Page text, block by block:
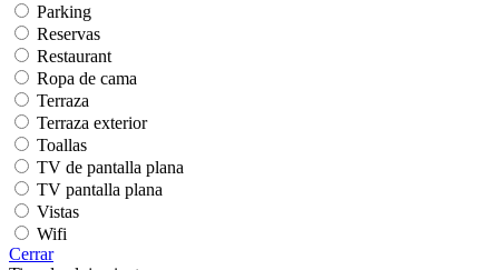
Parking
Reservas
Restaurant
Ropa de cama
Terraza
Terraza exterior
Toallas
TV de pantalla plana
TV pantalla plana
Vistas
Wifi
Cerrar